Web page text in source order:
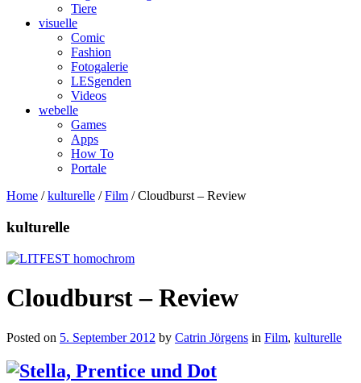
Tiere
visuelle
Comic
Fashion
Fotogalerie
LESgenden
Videos
webelle
Games
Apps
How To
Portale
Home /kulturelle /Film /Cloudburst – Review
kulturelle
Cloudburst – Review
Posted on 5. September 2012 by Catrin Jörgens in Film, kulturelle